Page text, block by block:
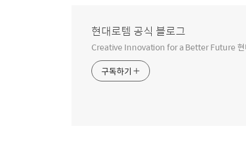
현대로템 공식 블로그
Creative Innovation for a Better Future 현
구독하기